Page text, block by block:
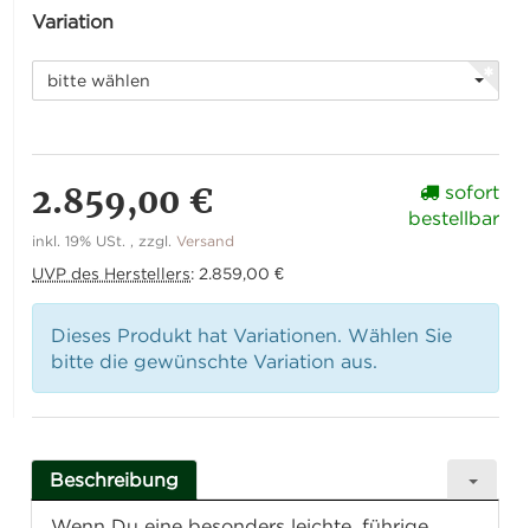
Variation
bitte wählen
2.859,00 €
inkl. 19% USt. , zzgl.Versand
UVP des Herstellers: 2.859,00 €
sofort
bestellbar
Dieses Produkt hat Variationen. Wählen Sie
bitte die gewünschte Variation aus.
Beschreibung